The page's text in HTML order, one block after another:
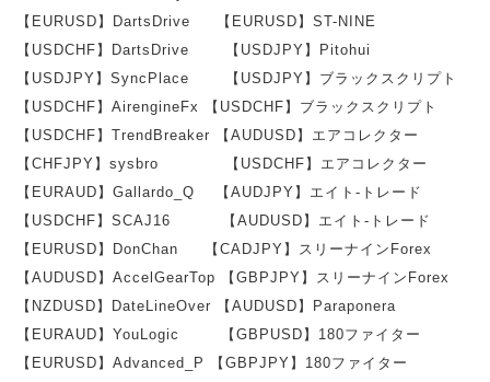
【EURUSD】DartsDrive 【EURUSD】ST-NINE
【USDCHF】DartsDrive 【USDJPY】Pitohui
【USDJPY】SyncPlace 【USDJPY】ブラックスクリプト
【USDCHF】AirengineFx 【USDCHF】ブラックスクリプト
【USDCHF】TrendBreaker 【AUDUSD】エアコレクター
【CHFJPY】sysbro 【USDCHF】エアコレクター
【EURAUD】Gallardo_Q 【AUDJPY】エイト-トレード
【USDCHF】SCAJ16 【AUDUSD】エイト-トレード
【EURUSD】DonChan 【CADJPY】スリーナインForex
【AUDUSD】AccelGearTop 【GBPJPY】スリーナインForex
【NZDUSD】DateLineOver 【AUDUSD】Paraponera
【EURAUD】YouLogic 【GBPUSD】180ファイター
【EURUSD】Advanced_P 【GBPJPY】180ファイター